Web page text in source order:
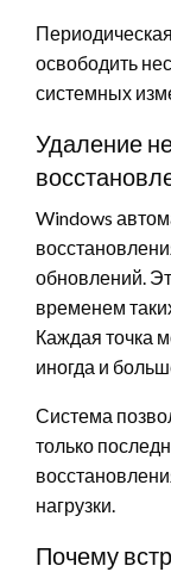
освободить
системных
Удаление
Windows
обновлений.
временем
Каждая точка
иногда и
Система
только
нагрузки.
Почему